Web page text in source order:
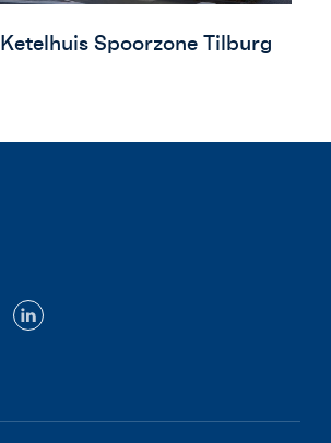
Ketelhuis Spoorzone Tilburg